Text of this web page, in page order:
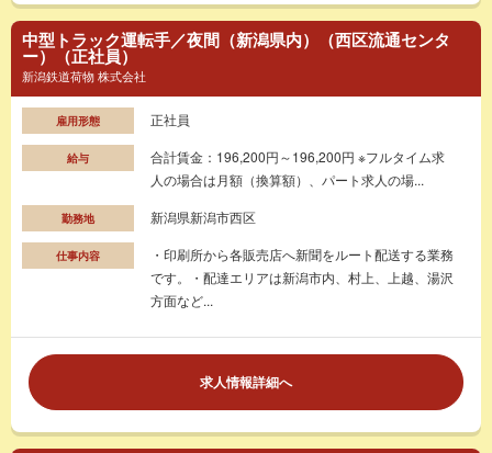
中型トラック運転手／夜間（新潟県内）（西区流通センタ
ー）（正社員）
新潟鉄道荷物 株式会社
雇用形態 正社員
給与
合計賃金：196,200円～196,200円 ※フルタイム求
人の場合は月額（換算額）、パート求人の場...
勤務地 新潟県新潟市西区
仕事内容
・印刷所から各販売店へ新聞をルート配送する業務
です。・配達エリアは新潟市内、村上、上越、湯沢
方面など...
求人情報詳細へ